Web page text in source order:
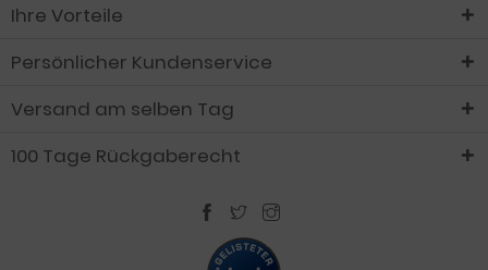
Ihre Vorteile
Persönlicher Kundenservice
Versand am selben Tag
100 Tage Rückgaberecht